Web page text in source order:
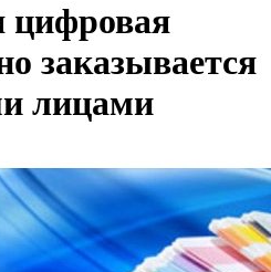
цифровая
заказывается
лицами